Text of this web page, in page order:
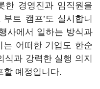
한 경영진과 임직원을
부트 캠프’도 실시합니
사에서 일하는 방식과
는 어떠한 기업도 한순
과 강력한 실행 의지
할 예정입니다.